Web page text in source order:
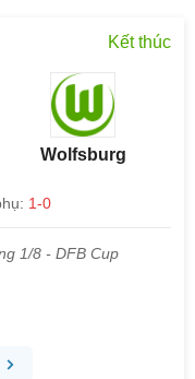
Kết thúc
Wolfsburg
1-0
1/8 - DFB Cup